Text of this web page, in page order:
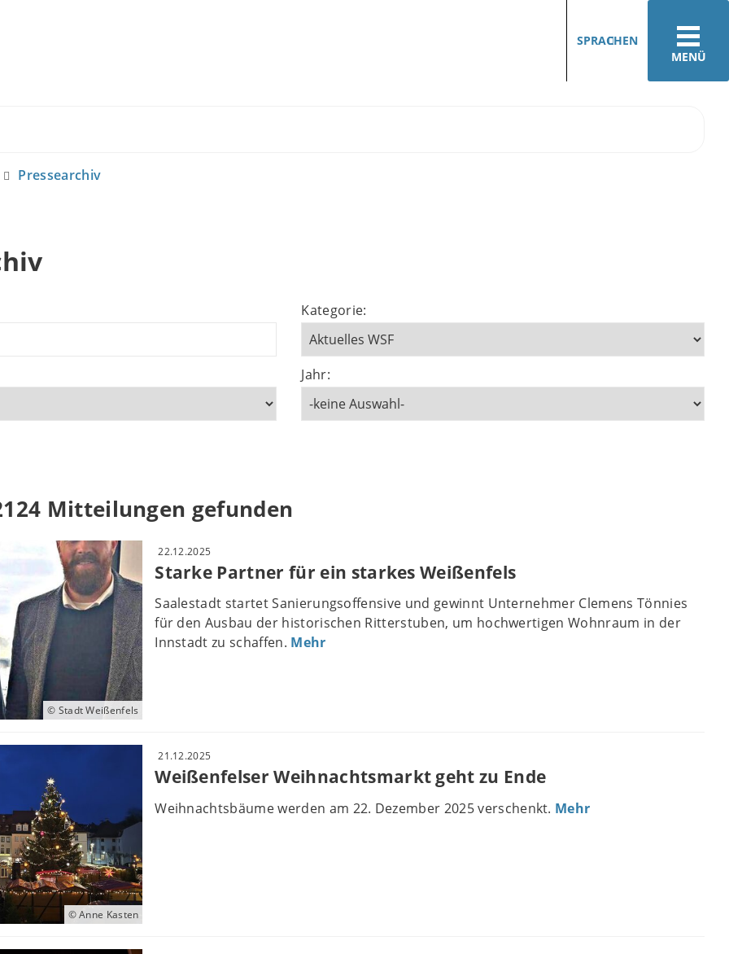
MENÜ
SPRACHEN
Pressearchiv
Kategorie:
Jahr:
Mitteilungen gefunden
© Stadt Weißenfels
22.12.2025
Starke Partner für ein starkes Weißenfels
Saalestadt startet Sanierungsoffensive und gewinnt Unternehmer Clemens Tönnies
für den Ausbau der historischen Ritterstuben, um hochwertigen Wohnraum in der
Innstadt zu schaffen. Mehr
© Anne Kasten
21.12.2025
Weißenfelser Weihnachtsmarkt geht zu Ende
Weihnachtsbäume werden am 22. Dezember 2025 verschenkt. Mehr